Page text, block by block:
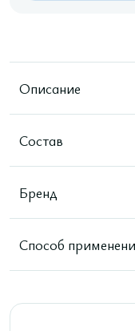
Описание
Состав
Бренд
Способ